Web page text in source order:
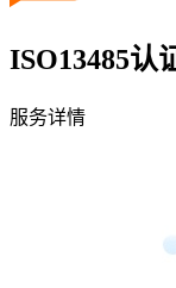
ISO13485认
服务详情